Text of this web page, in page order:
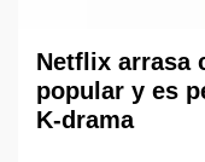
Netflix arrasa
popular y es
K-drama